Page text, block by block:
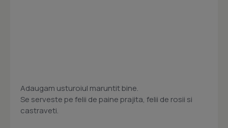
Adaugam usturoiul maruntit bine.
Se serveste pe felii de paine prajita, felii de rosii si
castraveti.